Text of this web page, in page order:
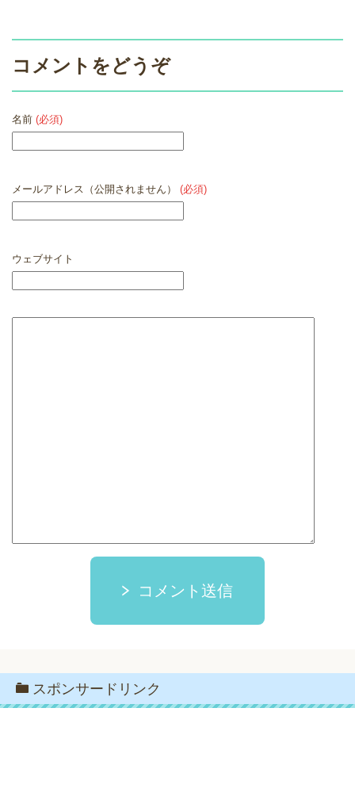
コメントをどうぞ
名前 (必須)
メールアドレス（公開されません） (必須)
ウェブサイト
コメント送信
スポンサードリンク